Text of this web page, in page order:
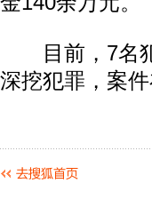
目前，7名犯
深挖犯罪，案件